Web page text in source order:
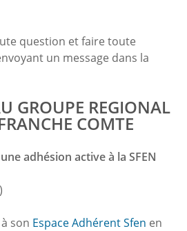
question et faire toute
un message dans la
GROUPE REGIONAL
COMTE
adhésion active à la SFEN
son Espace Adhérent Sfen en